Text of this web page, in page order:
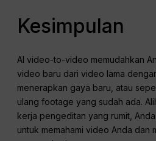
Kesimpulan
AI video-to-video memudahkan
video baru dari video lama
menerapkan gaya baru, atau
ulang footage yang sudah ada.
kerja pengeditan yang rumit,
untuk memahami video Anda dan